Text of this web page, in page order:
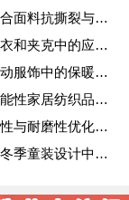
英杰：应用于滑雪服的压花摇粒绒三层复合面料抗撕裂与耐磨性提升技术
英杰：压花摇粒绒三层复合面料在户外风衣和夹克中的应用与性能
英杰：压花摇粒绒三层复合面料在户外运动服饰中的保暖与透气性能研究
英杰：基于压花摇粒绒三层复合结构的功能性家居纺织品开发与应用
英杰：压花摇粒绒三层复合面料的抗起球性与耐磨性优化技术分析
英杰：高弹性压花摇粒绒三层复合面料在冬季童装设计中的应用实践